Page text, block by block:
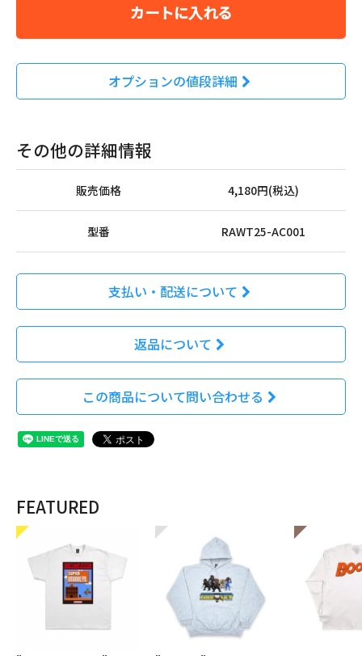
カートに入れる
オプションの値段詳細
その他の詳細情報
販売価格 4,180円(税込)
型番 RAWT25-AC001
支払い・配送について
返品について
この商品について問い合わせる
FEATURED